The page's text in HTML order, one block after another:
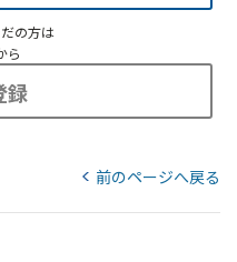
の方は
ら
録
前のページへ戻る